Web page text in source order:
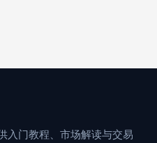
入门教程、市场解读与交易